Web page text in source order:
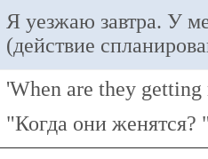
Я уезжаю завтра. У
(действие
'When are they
"Когда они